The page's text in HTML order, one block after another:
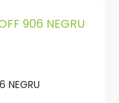
NEGRU